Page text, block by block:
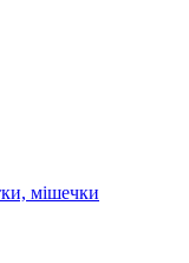
мішечки